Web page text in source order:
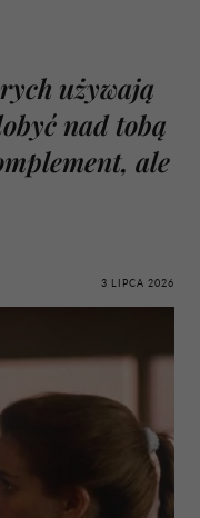
używają
nad tobą
ale
3 LIPCA 2026